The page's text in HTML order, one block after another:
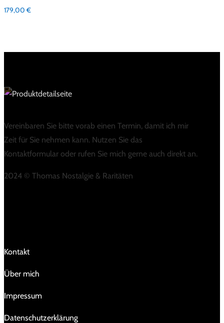
179,00€
Vereinbaren Sie bitte vorab einen Termin, damit ich mir
Zeit für Sie nehmen kann. Nutzen Sie das
Kontaktformular oder rufen Sie mich gerne auch direkt an.
2024 © Thomas Nostalgie & Raritäten
Kontakt
Über mich
Impressum
Da­ten­schutz­er­klä­rung